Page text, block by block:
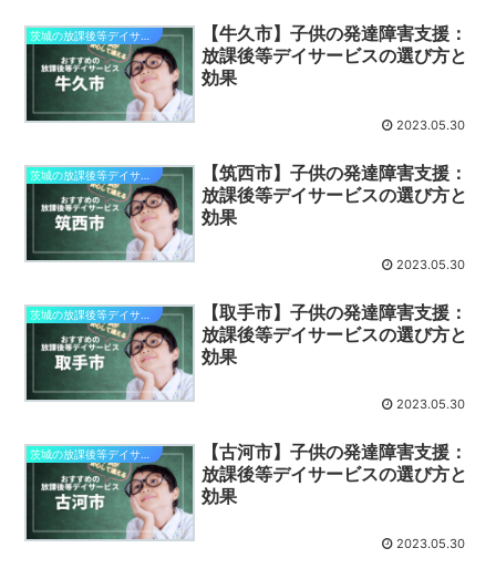
【牛久市】子供の発達障害支援：
放課後等デイサービスの選び方と
効果
2023.05.30
【筑西市】子供の発達障害支援：
放課後等デイサービスの選び方と
効果
2023.05.30
【取手市】子供の発達障害支援：
放課後等デイサービスの選び方と
効果
2023.05.30
【古河市】子供の発達障害支援：
放課後等デイサービスの選び方と
効果
2023.05.30